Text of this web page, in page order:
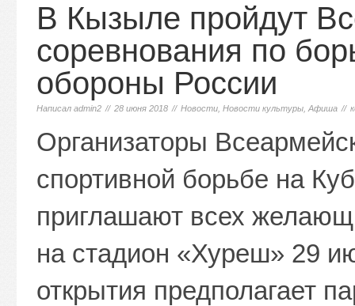
В Кызыле пройдут
соревнования по
обороны России
Написал admin2 // 28 июня 2018 // Новости Новости культуры Афиша //
Организаторы
спортивной борьбе на
приглашают всех
на стадион «Хуреш» 29
открытия предполагает